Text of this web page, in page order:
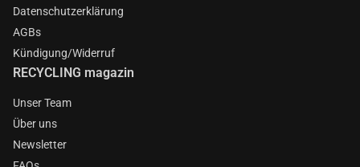
Datenschutzerklärung
AGBs
Kündigung/Widerruf
RECYCLING magazin
Unser Team
Über uns
Newsletter